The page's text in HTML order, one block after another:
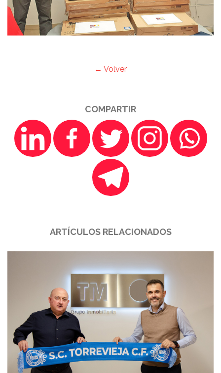
← Volver
COMPARTIR
ARTÍCULOS RELACIONADOS